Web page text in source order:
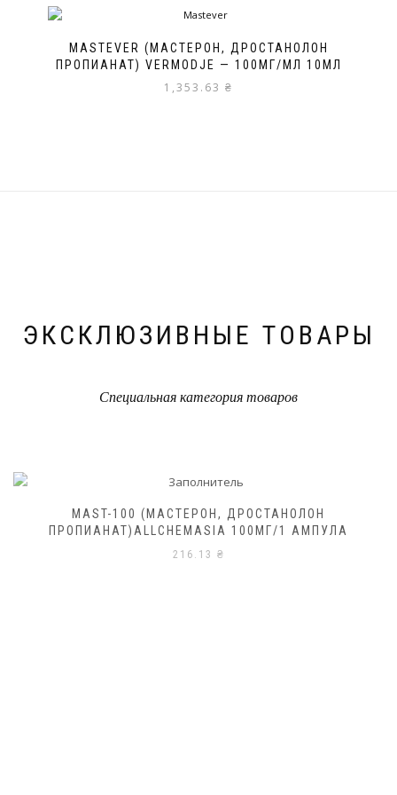
MASTEVER (МАСТЕРОН, ДРОСТАНОЛОН
ПРОПИАНАТ) VERMODJE — 100МГ/МЛ 10МЛ
1,353.63 ₴
ЭКСКЛЮЗИВНЫЕ ТОВАРЫ
Специальная категория товаров
MAST-100 (МАСТЕРОН, ДРОСТАНОЛОН
ПРОПИАНАТ)ALLCHEMASIA 100МГ/1 АМПУЛА
216.13 ₴